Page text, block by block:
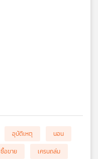
อุบัติเหตุ
นอน
ซื้อขาย
เครนถล่ม